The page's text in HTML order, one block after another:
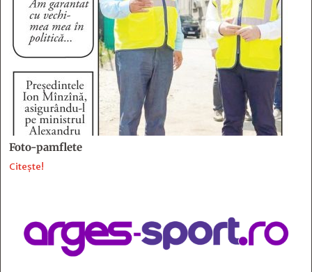
Foto-pamflete
Citește!